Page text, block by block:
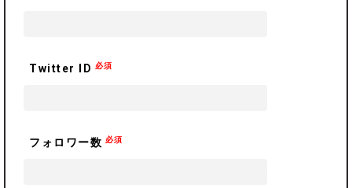
Twitter ID 必須
フォロワー数 必須